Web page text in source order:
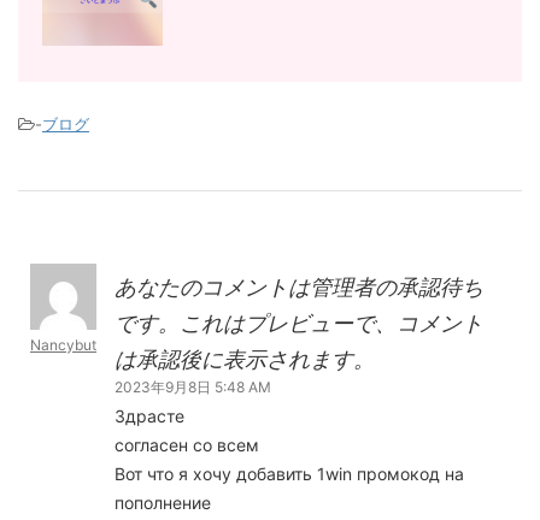
-ブログ
Nancybut
あなたのコメントは管理者の承認待ち
です。これはプレビューで、コメント
は承認後に表示されます。
2023年9月8日 5:48 AM
Здрасте
согласен со всем
Вот что я хочу добавить 1win промокод на
пополнение